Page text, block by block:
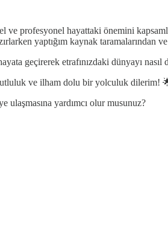
ve profesyonel hayattaki önemini
yaptığım kaynak
geçirerek etrafınızdaki dünyayı
ve ilham dolu bir yolculuk dilerim!
ulaşmasına yardımcı olur musunuz?